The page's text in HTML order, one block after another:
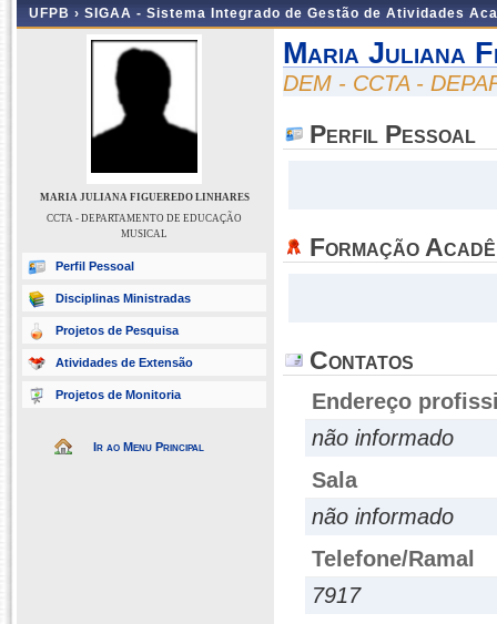
UFPB › SIGAA - Sistema Integrado de Gestão de Atividades
MARIA JULIANA FIGUEREDO LINHARES
CCTA - DEPARTAMENTO DE EDUCAÇÃO
MUSICAL
Perfil Pessoal
Disciplinas Ministradas
Projetos de Pesquisa
Atividades de Extensão
Projetos de Monitoria
Ir ao Menu Principal
Maria Juliana
DEM - CCTA -
Perfil Pessoal
Formação
Contatos
Endereço
não informado
Sala
não informado
Telefone/Ramal
7917